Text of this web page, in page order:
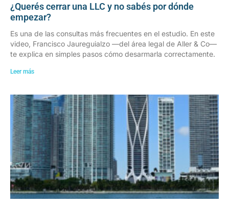
¿Querés cerrar una LLC y no sabés por dónde
empezar?
Es una de las consultas más frecuentes en el estudio. En este
video, Francisco Jaureguialzo —del área legal de Aller & Co—
te explica en simples pasos cómo desarmarla correctamente.
Leer más